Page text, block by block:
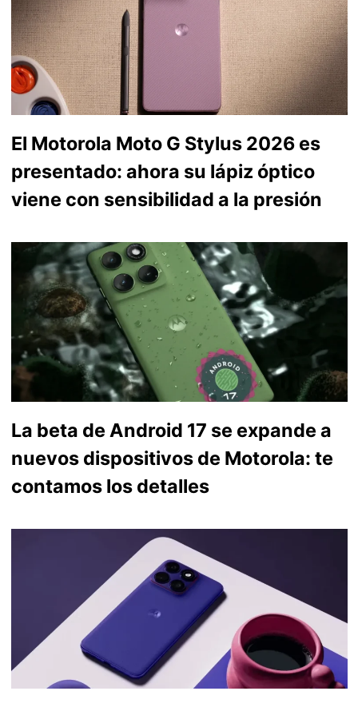
El Motorola Moto G Stylus 2026 es
presentado: ahora su lápiz óptico
viene con sensibilidad a la presión
La beta de Android 17 se expande a
nuevos dispositivos de Motorola: te
contamos los detalles